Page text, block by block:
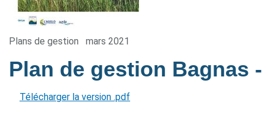
Plans de gestion mars 2021
Plan de gestion Bagnas
Télécharger la version .pdf